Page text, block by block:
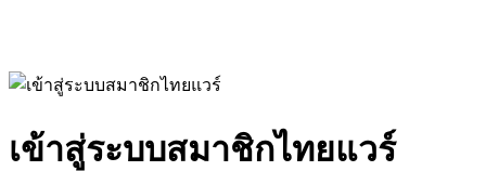
เข้าสู่ระบบสมาชิกไทยแวร์